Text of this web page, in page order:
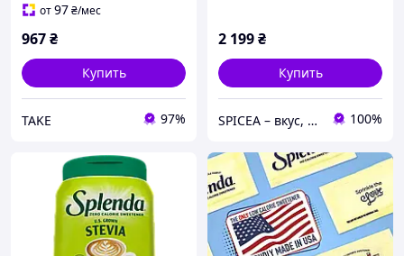
от97₴/мес
967₴
Купить
TAKE 97%
2 199₴
Купить
SPICEA – вкус, который вдохновляет на кулинарные шедевры! 100%